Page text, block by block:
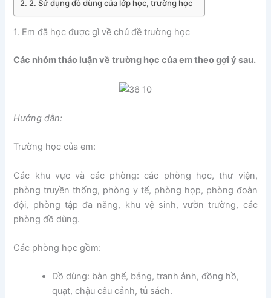
2. Sử dụng đồ dùng của lớp học, trường học
1. Em đã học được gì về chủ đề trường học
Các nhóm thảo luận về trường học của em theo gợi ý sau.
Hướng dẫn:
Trường học của em:
Các khu vực và các phòng: các phòng học, thư viện,
phòng truyền thống, phòng y tế, phòng họp, phòng đoàn
đội, phòng tập đa năng, khu vệ sinh, vườn trường, các
phòng đồ dùng.
Các phòng học gồm:
Đồ dùng: bàn ghế, bảng, tranh ảnh, đồng hồ,
quạt, chậu câu cảnh, tủ sách.